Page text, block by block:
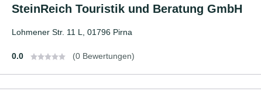
SteinReich Touristik und Beratung GmbH
Lohmener Str. 11 L, 01796 Pirna
0.0 (0 Bewertungen)